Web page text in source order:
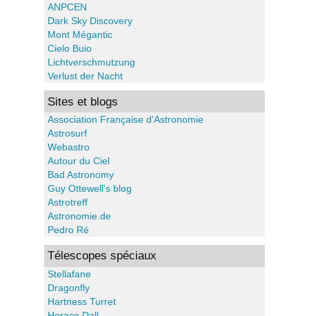
ANPCEN
Dark Sky Discovery
Mont Mégantic
Cielo Buio
Lichtverschmutzung
Verlust der Nacht
Sites et blogs
Association Française d'Astronomie
Astrosurf
Webastro
Autour du Ciel
Bad Astronomy
Guy Ottewell's blog
Astrotreff
Astronomie.de
Pedro Ré
Télescopes spéciaux
Stellafane
Dragonfly
Hartness Turret